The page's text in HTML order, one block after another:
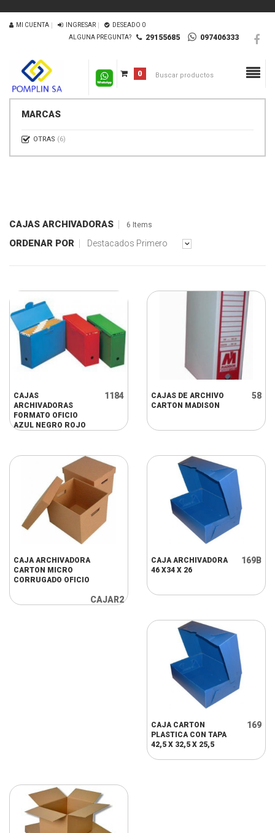
MI CUENTA INGRESAR DESEADO 0
ALGUNA PREGUNTA?
29155685 097406333
0
MARCAS
OTRAS (6)
CAJAS ARCHIVADORAS 6 Items
ORDENAR POR Destacados Primero
CAJAS
ARCHIVADORAS
FORMATO OFICIO
AZUL NEGRO ROJO
1184
CAJAS DE ARCHIVO
CARTON MADISON
58
CAJA ARCHIVADORA
CARTON MICRO
CORRUGADO OFICIO
CAJAR2
CAJA ARCHIVADORA
46 X34 X 26
169B
CAJA CARTON
PLASTICA CON TAPA
42,5 X 32,5 X 25,5
169